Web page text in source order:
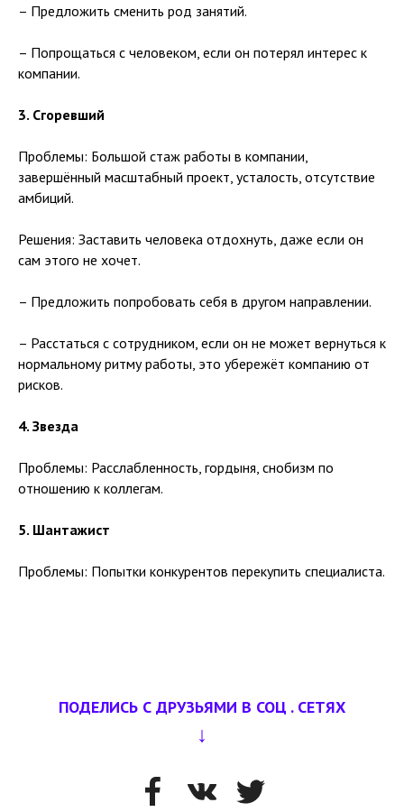
– Предложить сменить род занятий.
– Попрощаться с человеком, если он потерял интерес к
компании.
3. Сгоревший
Проблемы: Большой стаж работы в компании,
завершённый масштабный проект, усталость, отсутствие
амбиций.
Решения: Заставить человека отдохнуть, даже если он
сам этого не хочет.
– Предложить попробовать себя в другом направлении.
– Расстаться с сотрудником, если он не может вернуться к
нормальному ритму работы, это убережёт компанию от
рисков.
4. Звезда
Проблемы: Расслабленность, гордыня, снобизм по
отношению к коллегам.
5. Шантажист
Проблемы: Попытки конкурентов перекупить специалиста.
ПОДЕЛИСЬ С ДРУЗЬЯМИ В СОЦ . СЕТЯХ
↓